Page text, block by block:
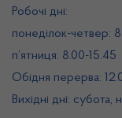
Робочі дні:
понеділок-четвер:
п’ятниця: 8.00-15.45
Обідня перерва:
Вихідні дні: субота,